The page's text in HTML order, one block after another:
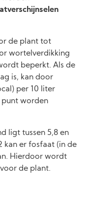
de plant tot
wortelverdikking
beperkt. Als de
is, kan door
per 10 liter
worden
ligt tussen 5,8 en
kan er fosfaat (in de
Hierdoor wordt
de plant.